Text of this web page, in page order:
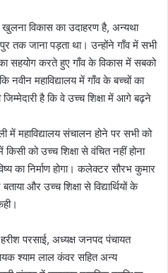
विकास का उदाहरण है, अन्यथा
तक जाना पड़ता था। उन्होंने गाँव में सभी
सहयोग करते हुए गाँव के विकास में सबको
महाविद्यालय में गाँव के बच्चों का
है कि वे उच्च शिक्षा में आगे बढ़ने
में महाविद्यालय संचालन होने पर सभी को
को उच्च शिक्षा से वंचित नहीं होना
का निर्माण होगा। कलेक्टर सौरभ कुमार
और उच्च शिक्षा से विद्यार्थियों के
परसाई, अध्यक्ष जनपद पंचायत
श्याम लाल कंवर सहित अन्य